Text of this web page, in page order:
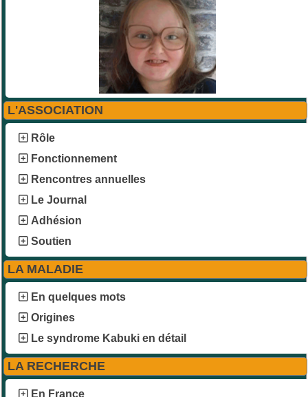
L'ASSOCIATION
Rôle
Fonctionnement
Rencontres annuelles
Le Journal
Adhésion
Soutien
LA MALADIE
En quelques mots
Origines
Le syndrome Kabuki en détail
LA RECHERCHE
En France